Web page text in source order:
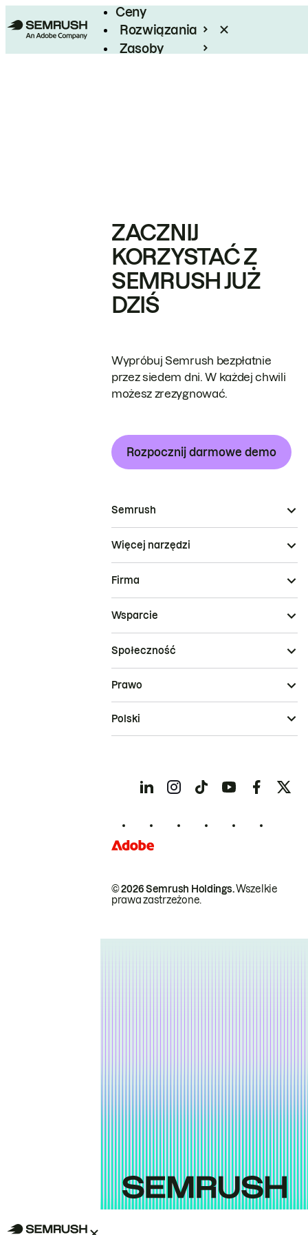
Ceny
Rozwiązania
Zasoby
ZACZNIJ
KORZYSTAĆ Z
SEMRUSH JUŻ
DZIŚ
Wypróbuj Semrush bezpłatnie
przez siedem dni. W każdej chwili
możesz zrezygnować.
Rozpocznij darmowe demo
Semrush
Więcej narzędzi
Firma
Wsparcie
Społeczność
© 2026 Semrush Holdings.Wszelkie
prawa zastrzeżone.
Prawo
Polski